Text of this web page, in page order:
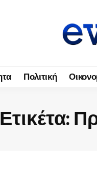
Πολιτική
Ετικέτα: